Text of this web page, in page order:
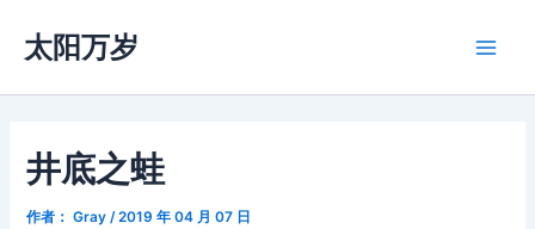
容
太阳万岁
井底之蛙
作者： Gray /2019 年 04 月 07 日